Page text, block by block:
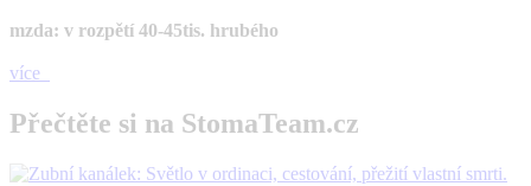
mzda: v rozpětí 40-45tis. hrubého
více
Přečtěte si na StomaTeam.cz